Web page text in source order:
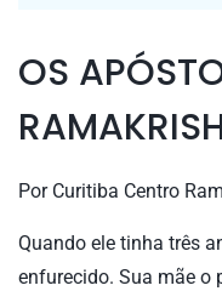
OS
Por Curitiba Centro
Quando ele tinha três
enfurecido. Sua mãe o